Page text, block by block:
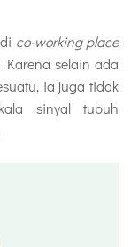
co-working place
Karena selain ada
ia juga tidak
sinyal tubuh